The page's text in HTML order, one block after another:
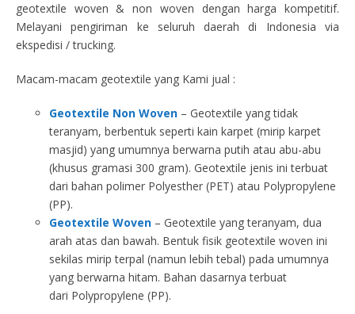
geotextile woven & non woven dengan harga kompetitif.
Melayani pengiriman ke seluruh daerah di Indonesia via
ekspedisi / trucking.
Macam-macam geotextile yang Kami jual :
Geotextile Non Woven – Geotextile yang tidak
teranyam, berbentuk seperti kain karpet (mirip karpet
masjid) yang umumnya berwarna putih atau abu-abu
(khusus gramasi 300 gram). Geotextile jenis ini terbuat
dari bahan polimer Polyesther (PET) atau Polypropylene
(PP).
Geotextile Woven – Geotextile yang teranyam, dua
arah atas dan bawah. Bentuk fisik geotextile woven ini
sekilas mirip terpal (namun lebih tebal) pada umumnya
yang berwarna hitam. Bahan dasarnya terbuat
dari Polypropylene (PP).